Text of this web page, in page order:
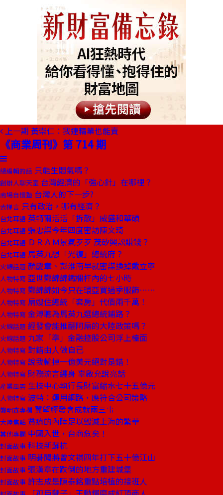
上一期 黃崇仁：我連精業也能賣
《商業周刊》第 714 期
總編輯的話 只能生悶氣嗎？
創辦人聊天室 台灣經濟的「強心針」在哪裡？
商場自慢塾 台灣人的下一步?
去梯言 只有政治，哪有經濟？
台北耳語 英特爾活活「拆散」威盛和華碩
台北耳語 張忠謀今年四度密訪陳文琦
台北耳語 ＤＲＡＭ景氣歹歹 茂矽興訟賺錢？
台北耳語 馬英九想「光復」總統府？
火線話題 顏慶章、彭淮南早就密謀換掉戴立寧
人物特寫 亞世鄭綿綿鐵欄杆內的七小時
人物特寫 鄭綿綿如今只在環亞買過季服飾……
人物特寫 扁嫂住總統「套房」代價兩千萬！
人物特寫 金溥聰為馬英九選總統鋪路？
火線話題 經發會能推翻阿扁的大陸政策嗎？
火線話題 九家「準」金融控股公司浮上檯面
人物特寫 對錯由人做自已
人物特寫 說我輸掉一億美元絕對是錯！
人物特寫 財務流言纏身 辜啟允說亮話
產業風雲 生技中心執行長財富縮水七十五億元
人物特寫 波特：運用網路，應符合公司策略
龔明鑫專欄 冀望經發會成就兩三事
大陸焦點 貧瘠的內陸足以毀滅上海的繁華
其他專欄 中國入世，台商危矣！
封面故事 科技新蘇杭
封面故事 明碁闖將曾文祺四年打下五十億江山
封面故事 張漢章在跌倒的地方重建城堡
封面故事 許志成是陳泰銘重點培植的接班人